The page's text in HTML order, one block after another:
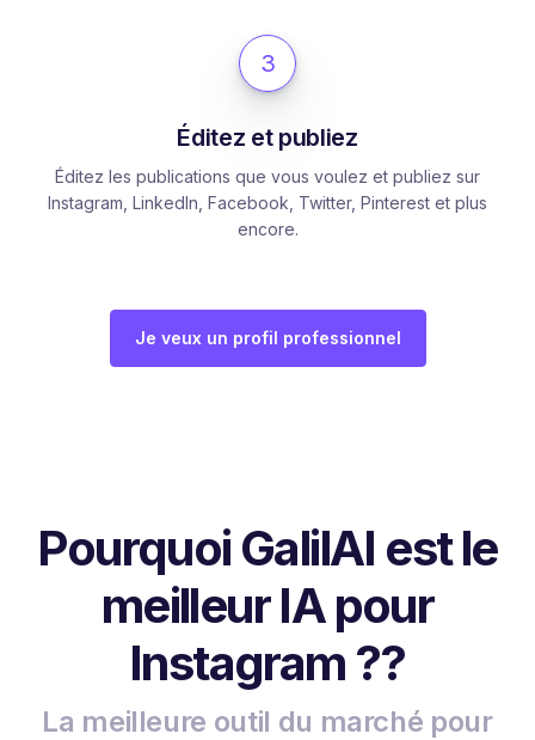
3
Éditez et publiez
Éditez les publications que vous voulez et publiez sur
Instagram, LinkedIn, Facebook, Twitter, Pinterest et plus
encore.
Je veux un profil professionnel
Pourquoi GalilAI est le
meilleur IA pour
Instagram ??
La meilleure outil du marché pour